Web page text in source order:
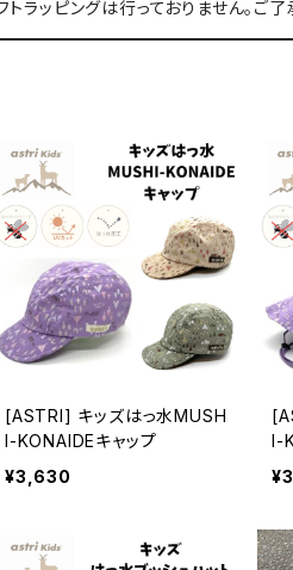
トラッピングは行っておりません。ご了
[ASTRI] キッズはっ水MUSH
I-KONAIDEキャップ
¥3,630
I-